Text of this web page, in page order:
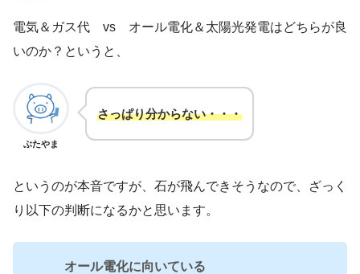
電気＆ガス代 vs オール電化＆太陽光発電はどちらが良
いのか？というと、
ぶたやま
さっぱり分からない・・・
というのが本音ですが、石が飛んできそうなので、ざっく
り以下の判断になるかと思います。
オール電化に向いている